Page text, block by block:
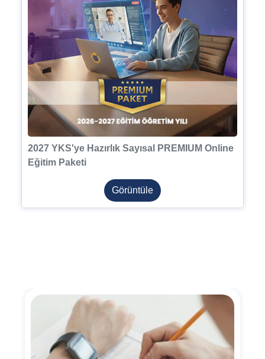
2027 YKS'ye Hazırlık Sayısal PREMIUM Online
Eğitim Paketi
Görüntüle